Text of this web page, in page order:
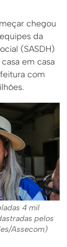
chegou
da
(SASDH)
em casa
com
4 mil
pelos
Assecom)